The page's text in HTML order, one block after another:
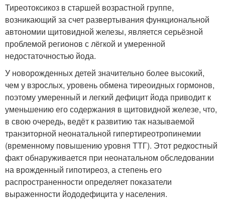
Тиреотоксикоз в старшей возрастной группе,
возникающий за счет развертывания функциональной
автономии щитовидной железы, является серьёзной
проблемой регионов с лёгкой и умеренной
недостаточностью йода.
У новорожденных детей значительно более высокий,
чем у взрослых, уровень обмена тиреоидных гормонов,
поэтому умеренный и легкий дефицит йода приводит к
уменьшению его содержания в щитовидной железе, что,
в свою очередь, ведёт к развитию так называемой
транзиторной неонатальной гипертиреотропинемии
(временному повышению уровня ТТГ). Этот редкостный
факт обнаруживается при неонатальном обследовании
на врожденный гипотиреоз, а степень его
распространенности определяет показатели
выраженности йододефицита у населения.